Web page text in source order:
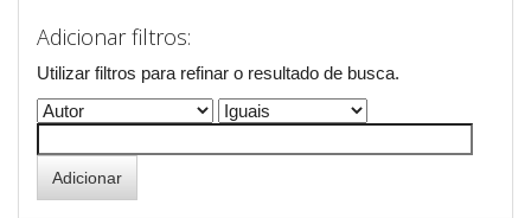
Adicionar filtros:
Utilizar filtros para refinar o resultado de busca.